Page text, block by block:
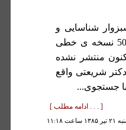
شناسایی و
معرفی گردیده بود اول کتابخانه محمد حسن علومی که شامل حدودا 50 نسخه ی خطی
منتشر نشده
دکتر شریعتی واقع
[ . . . ادامه مطلب ]
۱۱:۱۸